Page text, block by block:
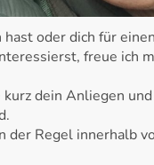
oder dich für
freue ich
dein Anliegen
der Regel innerhalb